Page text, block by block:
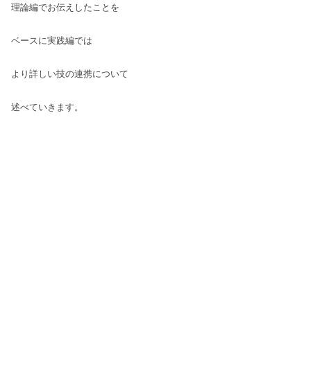
理論編でお伝えしたことを
ベースに実践編では
より詳しい技の連携について
述べていきます。